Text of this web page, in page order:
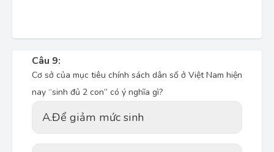
Câu 9:
Cơ sở của mục tiêu chính sách dân số ở Việt Nam hiện
nay “sinh đủ 2 con” có ý nghĩa gì?
A.Để giảm mức sinh